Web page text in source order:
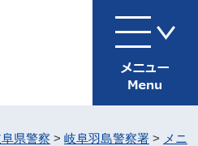
県警察 > 岐阜羽島警察署 > メニ